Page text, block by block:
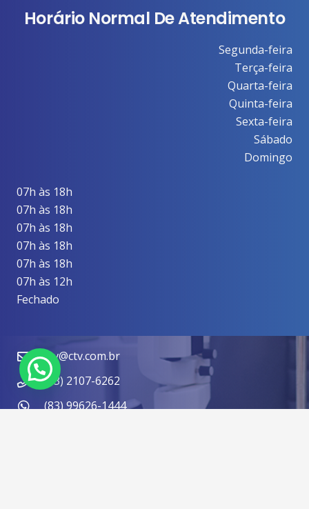
Horário Normal De Atendimento
Segunda-feira
Terça-feira
Quarta-feira
Quinta-feira
Sexta-feira
Sábado
Domingo
07h às 18h
07h às 18h
07h às 18h
07h às 18h
07h às 18h
07h às 12h
Fechado
ctv@ctv.com.br
(83) 2107-6262
(83) 99626-1444